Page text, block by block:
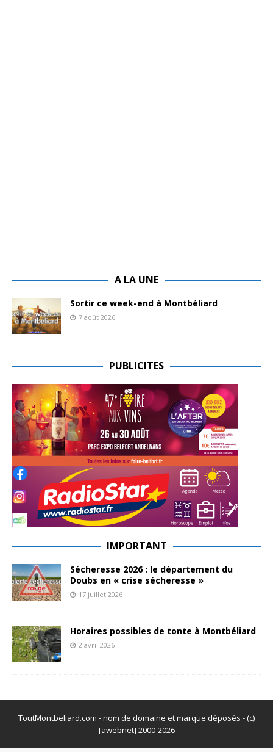
A LA UNE
Sortir ce week-end à Montbéliard
7 août 2026
PUBLICITES
IMPORTANT
Sécheresse 2026 : le département du
Doubs en « crise sécheresse »
17 juillet 2026
Horaires possibles de tonte à Montbéliard
2 avril 2026
ToutMontbeliard.com - nom de domaine et marque déposés - (c)
[awebnet] 2000-2026